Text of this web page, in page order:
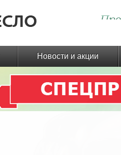
Новости и акции